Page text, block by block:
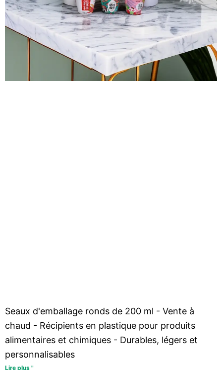
Seaux d'emballage ronds de 200 ml - Vente à
chaud - Récipients en plastique pour produits
alimentaires et chimiques - Durables, légers et
personnalisables
Lire plus "